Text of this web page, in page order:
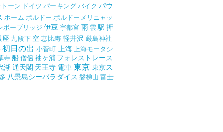
ーン ドイツ パーキング バイク パウ
ホーム ボルドー ボルドーメリニャッ
ボーブリッジ 伊豆 宇都宮 雨 雲駅 押
座 九段下 空 恵比寿軽井沢 厳島神社
初日の出 小菅町 上海 上海モータシ
寺船僧侶 袖ヶ浦フォレストレース
湖 通天閣 天王寺 電車 東京 東京ス
八景島シーパラダイス 磐梯山 富士